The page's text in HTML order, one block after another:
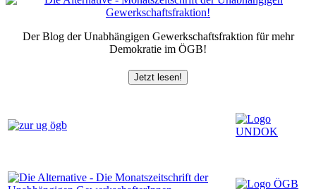
Der Blog der Unabhängigen Gewerkschaftsfraktion für mehr
Demokratie im ÖGB!
Jetzt lesen!